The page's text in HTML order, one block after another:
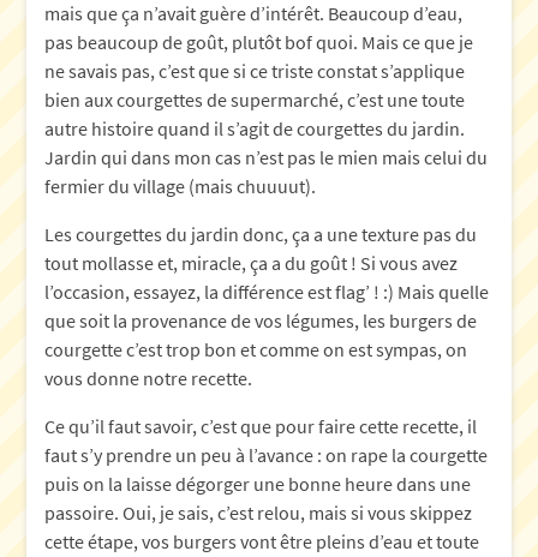
mais que ça n’avait guère d’intérêt. Beaucoup d’eau,
pas beaucoup de goût, plutôt bof quoi. Mais ce que je
ne savais pas, c’est que si ce triste constat s’applique
bien aux courgettes de supermarché, c’est une toute
autre histoire quand il s’agit de courgettes du jardin.
Jardin qui dans mon cas n’est pas le mien mais celui du
fermier du village (mais chuuuut).
Les courgettes du jardin donc, ça a une texture pas du
tout mollasse et, miracle, ça a du goût ! Si vous avez
l’occasion, essayez, la différence est flag’ ! :) Mais quelle
que soit la provenance de vos légumes, les burgers de
courgette c’est trop bon et comme on est sympas, on
vous donne notre recette.
Ce qu’il faut savoir, c’est que pour faire cette recette, il
faut s’y prendre un peu à l’avance : on rape la courgette
puis on la laisse dégorger une bonne heure dans une
passoire. Oui, je sais, c’est relou, mais si vous skippez
cette étape, vos burgers vont être pleins d’eau et toute